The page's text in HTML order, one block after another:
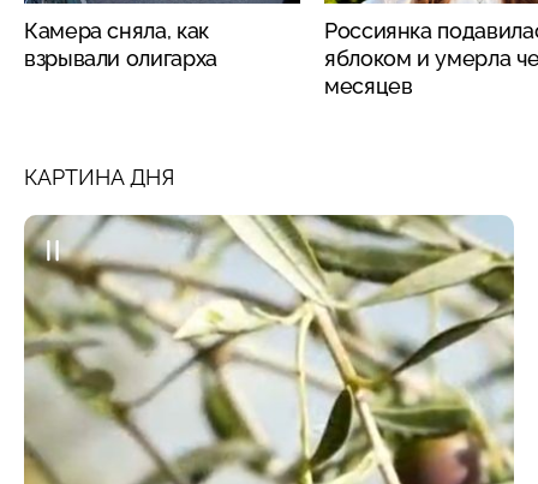
Камера сняла, как
взрывали олигарха
Россиянка
яблоком и умерла
месяцев
КАРТИНА ДНЯ